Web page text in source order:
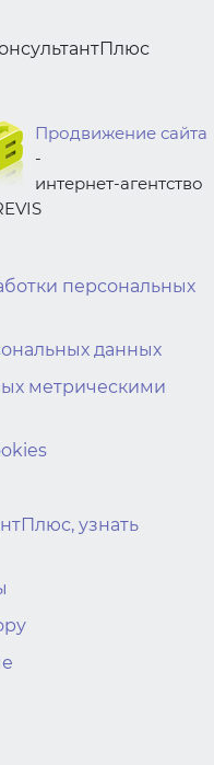
Продвижение сайта
-
интернет-агентство
персональных
данных
метрическими
узнать